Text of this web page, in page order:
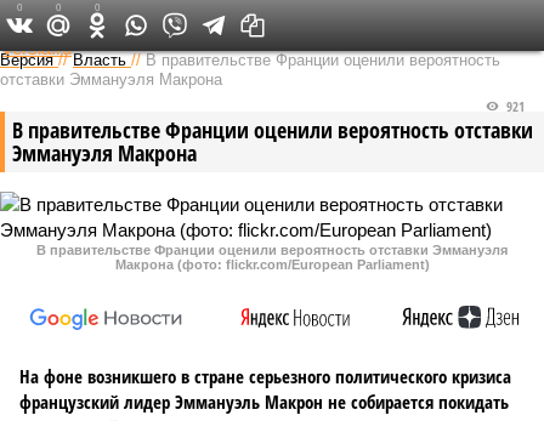
Федеральный выпуск
Версия //Власть //В правительстве Франции оценили вероятность
отставки Эммануэля Макрона
В правительстве Франции оценили вероятность отставки
Эммануэля Макрона
921
В правительстве Франции оценили вероятность отставки Эммануэля
Макрона (фото: flickr.com/European Parliament)
На фоне возникшего в стране серьезного политического кризиса
французский лидер Эммануэль Макрон не собирается покидать
0 0 0